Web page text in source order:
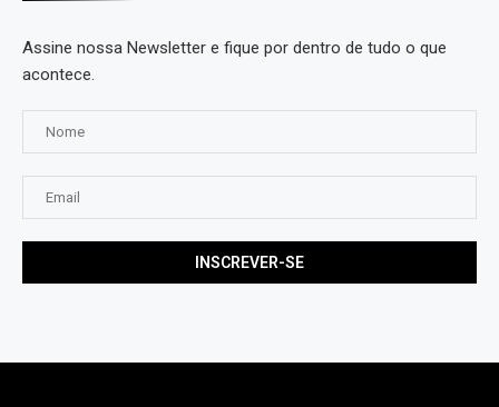
Assine nossa Newsletter e fique por dentro de tudo o que
acontece.